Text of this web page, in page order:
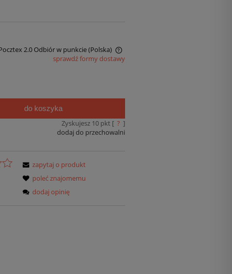
2.0 Odbiór w punkcie(Polska)
sprawdź formy dostawy
do koszyka
Zyskujesz 10pkt [ ? ]
dodaj do przechowalni
zapytaj o produkt
poleć znajomemu
dodaj opinię